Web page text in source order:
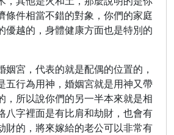
條件相當不錯的對象，你們的家庭
優越的，身體健康方面也是特別的
姻宮，代表的就是配偶的位置的，
五行為用神，婚姻宮就是用神又帶
，所以說你們的另一半本來就是相
八字裡面是有比肩和劫財，也會有
財的，將來嫁給的老公可以非常有